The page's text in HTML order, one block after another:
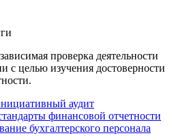
проверка деятельности
с целью изучения достоверности
аудит
финансовой отчетности
бухгалтерского персонала